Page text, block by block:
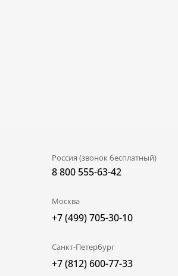
Россия (звонок бесплатный)
8 800 555-63-42
Москва
+7 (499) 705-30-10
Санкт-Петербург
+7 (812) 600-77-33